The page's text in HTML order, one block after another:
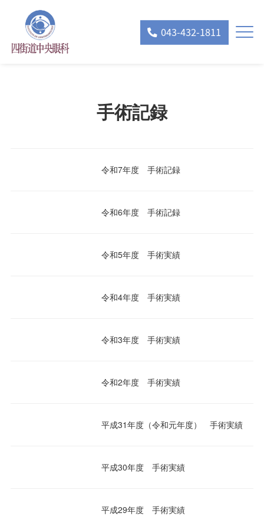
043-432-1811
手術記録
令和7年度 手術記録
令和6年度 手術記録
令和5年度 手術実績
令和4年度 手術実績
令和3年度 手術実績
令和2年度 手術実績
平成31年度（令和元年度） 手術実績
平成30年度 手術実績
平成29年度 手術実績